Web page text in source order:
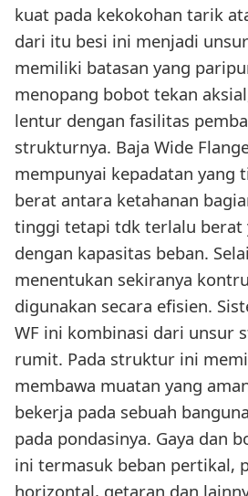
kuat pada kekokohan tarik
dari itu besi ini menjadi
memiliki batasan yang
menopang bobot tekan
lentur dengan fasilitas
strukturnya. Baja Wide
mempunyai kepadatan yang
berat antara ketahanan
tinggi tetapi tdk terlalu berat
dengan kapasitas beban.
menentukan sekiranya
digunakan secara efisien.
WF ini kombinasi dari unsur
rumit. Pada struktur ini
membawa muatan yang
bekerja pada sebuah
pada pondasinya. Gaya dan
ini termasuk beban pertikal,
horizontal, getaran dan